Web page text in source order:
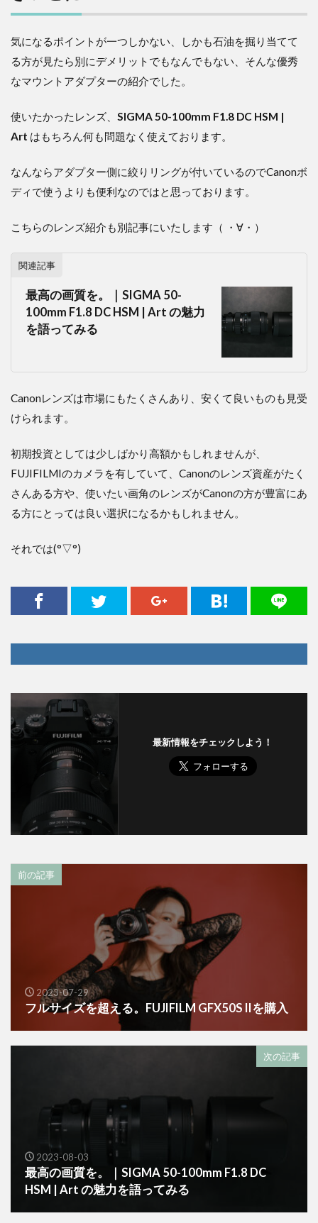
気になるポイントが一つしかない、しかも石油を掘り当てて
る方が見たら別にデメリットでもなんでもない、そんな優秀
なマウントアダプターの紹介でした。
使いたかったレンズ、 SIGMA 50-100mm F1.8 DC HSM |
Art はもちろん何も問題なく使えております。
なんならアダプター側に絞りリングが付いているのでCanonボ
ディで使うよりも便利なのではと思っております。
こちらのレンズ紹介も別記事にいたします（ ・∀・）
関連記事
最高の画質を。｜SIGMA 50-
100mm F1.8 DC HSM | Art の魅力
を語ってみる
Canonレンズは市場にもたくさんあり、安くて良いものも見受
けられます。
初期投資としては少しばかり高額かもしれませんが、
FUJIFILMIのカメラを有していて、Canonのレンズ資産がたく
さんある方や、使いたい画角のレンズがCanonの方が豊富にあ
る方にとっては良い選択になるかもしれません。
それでは(°▽°)
最新情報をチェックしよう！
前の記事
2023-07-29
フルサイズを超える。FUJIFILM GFX50S IIを購入
次の記事
2023-08-03
最高の画質を。｜SIGMA 50-100mm F1.8 DC
HSM | Art の魅力を語ってみる